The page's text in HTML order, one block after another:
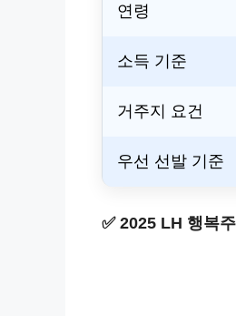
연령
소득 기준
거주지 요건
우선 선발 기준
✅ 2025 LH 행복